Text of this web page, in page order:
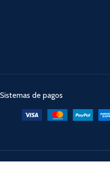
Sistemas de pagos